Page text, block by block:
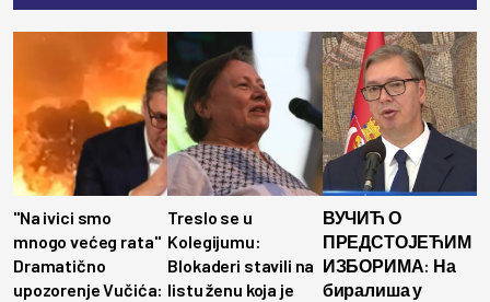
"Na ivici smo
mnogo većeg rata"
Dramatično
upozorenje Vučića:
Treslo se u
Kolegijumu:
Blokaderi stavili na
listu ženu koja je
ВУЧИЋ О
ПРЕДСТОЈЕЋИМ
ИЗБОРИМА: На
биралиша у